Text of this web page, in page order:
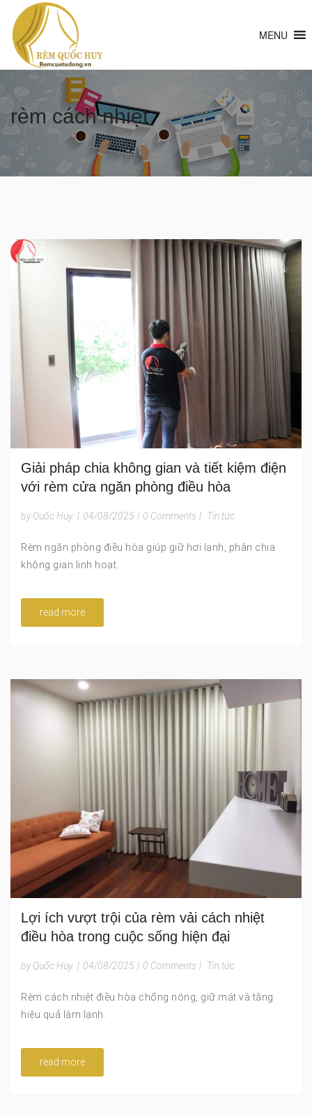
MENU
rèm cách nhiệt
Giải pháp chia không gian và tiết kiệm điện
với rèm cửa ngăn phòng điều hòa
by Quốc Huy | 04/08/2025 | 0 Comments | Tin tức
Rèm ngăn phòng điều hòa giúp giữ hơi lạnh, phân chia
không gian linh hoạt.
read more
Lợi ích vượt trội của rèm vải cách nhiệt
điều hòa trong cuộc sống hiện đại
by Quốc Huy | 04/08/2025 | 0 Comments | Tin tức
Rèm cách nhiệt điều hòa chống nóng, giữ mát và tăng
hiệu quả làm lạnh.
read more